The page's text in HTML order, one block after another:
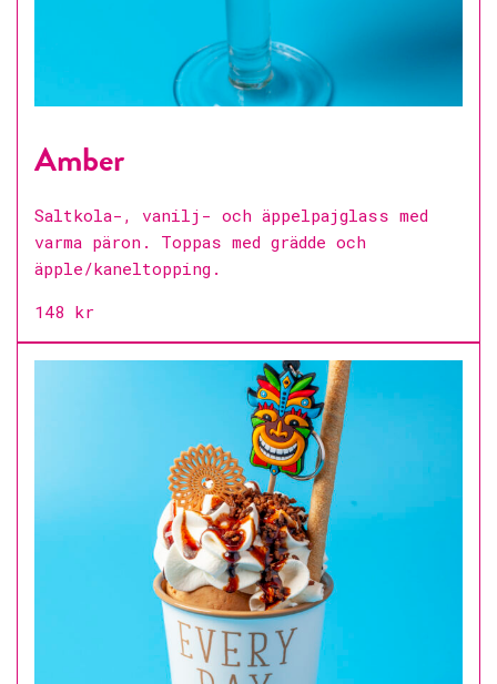
Amber
Saltkola-, vanilj- och äppelpajglass med
varma päron. Toppas med grädde och
äpple/kaneltopping.
148 kr